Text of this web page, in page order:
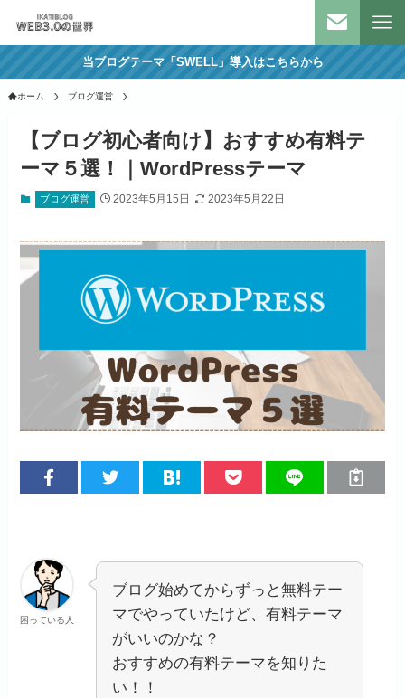
当ブログテーマ「SWELL」導入はこちらから
ホーム ブログ運営
【ブログ初心者向け】おすすめ有料テ
ーマ５選！｜WordPressテーマ
ブログ運営 2023年5月15日 2023年5月22日
困っている人
ブログ始めてからずっと無料テー
マでやっていたけど、有料テーマ
がいいのかな？
おすすめの有料テーマを知りた
い！！